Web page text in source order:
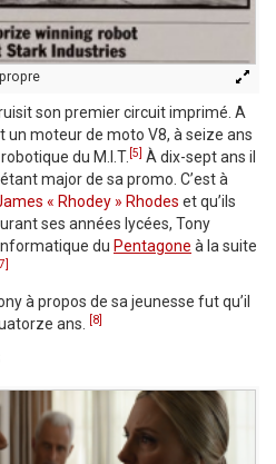
son premier circuit imprimé. A
un moteur de moto V8, à seize ans
du M.I.T. [5] À dix-sept ans il
major de sa promo. C’est à
« Rhodey » Rhodes et qu’ils
ses années lycées, Tony
du Pentagone à la suite
[7]
à propos de sa jeunesse fut qu’il
ans.
[8]